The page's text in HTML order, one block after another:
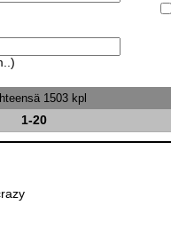
1503 kpl
1-20